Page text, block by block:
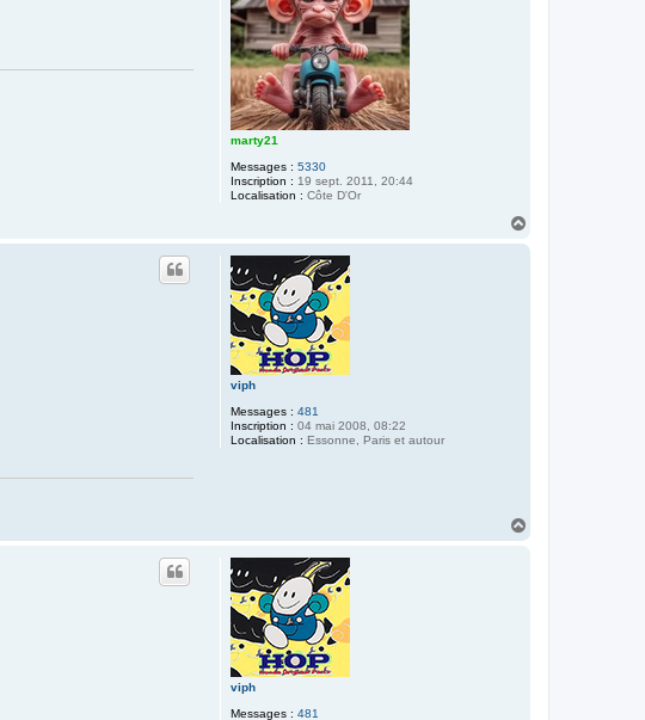
marty21
Messages : 5330
Inscription : 19 sept. 2011, 20:44
Localisation : Côte D'Or
viph
Messages : 481
Inscription : 04 mai 2008, 08:22
Localisation : Essonne, Paris et autour
viph
Messages : 481